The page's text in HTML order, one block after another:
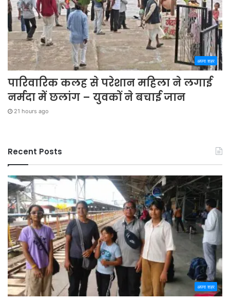
अपना शहर
पारिवारिक कलह से परेशान महिला ने लगाई
नर्मदा में छलांग – युवकों ने बचाई जान
21 hours ago
Recent Posts
अपना शहर